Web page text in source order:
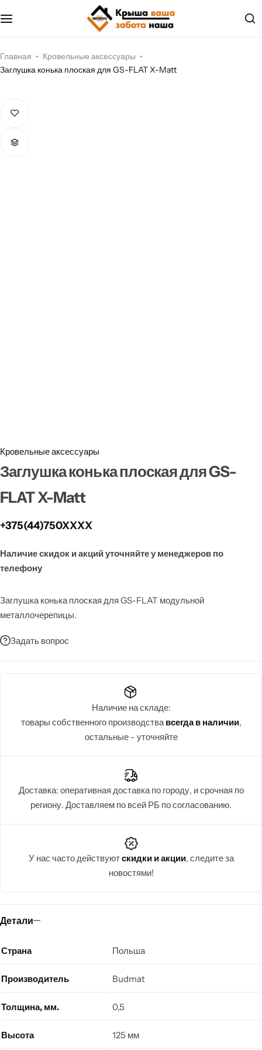
Главная
Кровельные аксессуары
Заглушка конька плоская для GS-FLAT X-Matt
Кровельные аксессуары
Заглушка конька плоская для GS-
FLAT X-Matt
+375(44)750XXXX
Наличие скидок и акций уточняйте у менеджеров по
телефону
Заглушка конька плоская для GS-FLAT модульной
металлочерепицы.
Задать вопрос
Наличие на складе:
товары собственного производствавсегда в наличии,
остальные - уточняйте
Доставка: оперативная доставка по городу, и срочная по
региону. Доставляем по всей РБ по согласованию.
У нас часто действуютскидки и акции, следите за
новостями!
Детали
Страна Польша
Производитель Budmat
Толщина, мм. 0,5
Высота 125 мм
Металлочерепица
Водосток
Соффит
Наши проекты